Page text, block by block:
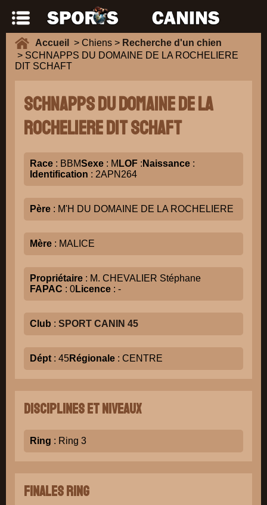
Accueil > Chiens > Recherche d'un chien
> SCHNAPPS DU DOMAINE DE LA ROCHELIERE
DIT SCHAFT
SCHNAPPS DU DOMAINE DE LA
ROCHELIERE DIT SCHAFT
Race : BBMSexe : M LOF : Naissance :
Identification : 2APN264
Père : M'H DU DOMAINE DE LA ROCHELIERE
Mère : MALICE
Propriétaire : M. CHEVALIER Stéphane
FAPAC : 0Licence : -
Club : SPORT CANIN 45
Dépt : 45Régionale : CENTRE
Disciplines et niveaux
Ring : Ring 3
Finales Ring